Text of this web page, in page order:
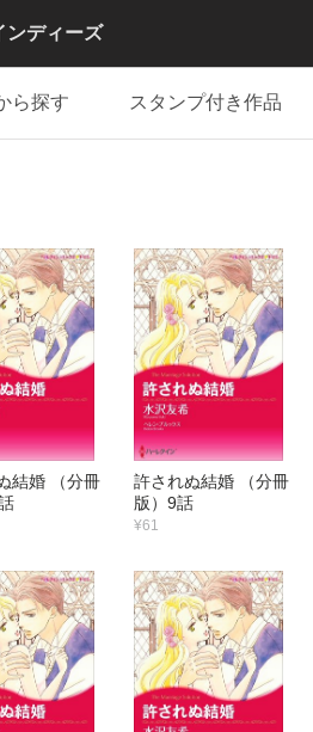
ンディーズ
ら探す スタンプ付き作品
結婚 （分冊
許されぬ結婚 （分冊
版）9話
¥61